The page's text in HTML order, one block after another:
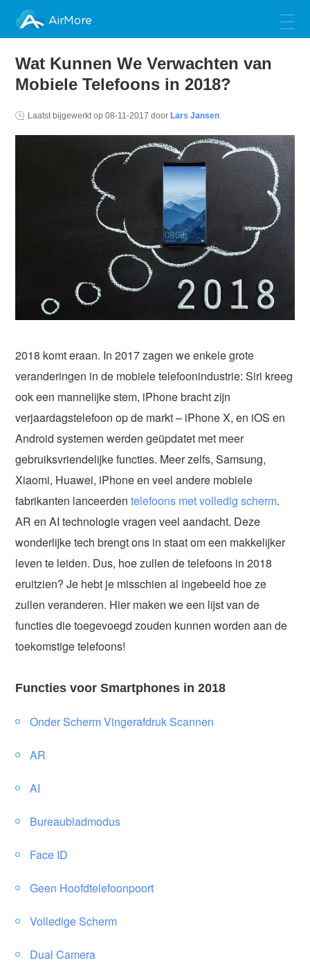
AirMore
Wat Kunnen We Verwachten van
Mobiele Telefoons in 2018?
Laatst bijgewerkt op08-11-2017 door Lars Jansen
2018 komt eraan. In 2017 zagen we enkele grote
veranderingen in de mobiele telefoonindustrie: Siri kreeg
ook een mannelijke stem, iPhone bracht zijn
verjaardagstelefoon op de markt – iPhone X, en iOS en
Android systemen werden geüpdatet met meer
gebruiksvriendelijke functies. Meer zelfs, Samsung,
Xiaomi, Huawei, iPhone en veel andere mobiele
fabrikanten lanceerdentelefoons met volledig scherm.
AR en AI technologie vragen veel aandacht. Deze
wonderlijke tech brengt ons in staat om een makkelijker
leven te leiden. Dus, hoe zullen de telefoons in 2018
eruitzien? Je hebt je misschien al ingebeeld hoe ze
zullen veranderen. Hier maken we een lijst van de
functies die toegevoegd zouden kunnen worden aan de
toekomstige telefoons!
Functies voor Smartphones in 2018
Onder Scherm Vingerafdruk Scannen
AR
AI
Bureaubladmodus
Face ID
Geen Hoofdtelefoonpoort
Volledige Scherm
Dual Camera